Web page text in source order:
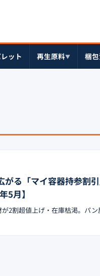
ット 再生原料▼ 梱
る「マイ容器持参割
5月】
2割超値上げ・在庫枯渇。パ